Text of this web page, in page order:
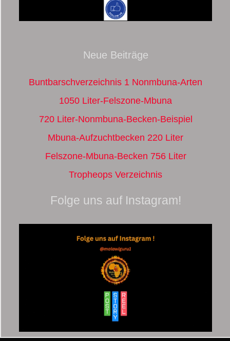
Neue Beiträge
Buntbarschverzeichnis 1 Nonmbuna-Arten
1050 Liter-Felszone-Mbuna
720 Liter-Nonmbuna-Becken-Beispiel
Mbuna-Aufzuchtbecken 220 Liter
Felszone-Mbuna-Becken 756 Liter
Tropheops Verzeichnis
Folge uns auf Instagram!